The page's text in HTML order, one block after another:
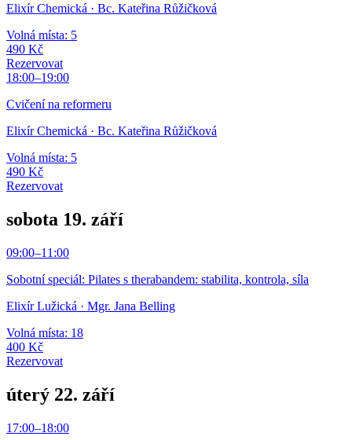
Elixír Chemická · Bc. Kateřina Růžičková
Volná místa: 5
490 Kč
Rezervovat
18:00–19:00
Cvičení na reformeru
Elixír Chemická · Bc. Kateřina Růžičková
Volná místa: 5
490 Kč
Rezervovat
sobota 19. září
09:00–11:00
Sobotní speciál: Pilates s therabandem: stabilita, kontrola, síla
Elixír Lužická · Mgr. Jana Belling
Volná místa: 18
400 Kč
Rezervovat
úterý 22. září
17:00–18:00